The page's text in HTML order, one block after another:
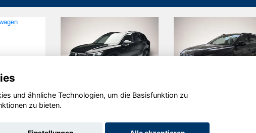
Volkswagen
und ähnliche Technologien, um die Basisfunktion zu
zu bieten.